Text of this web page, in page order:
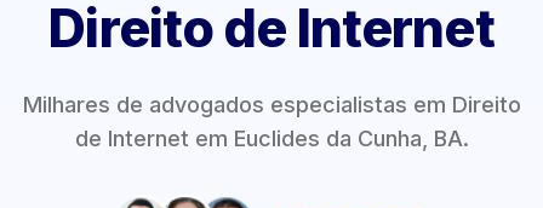
Direito de Internet
Milhares de advogados especialistas em Direito
de Internet em Euclides da Cunha, BA.